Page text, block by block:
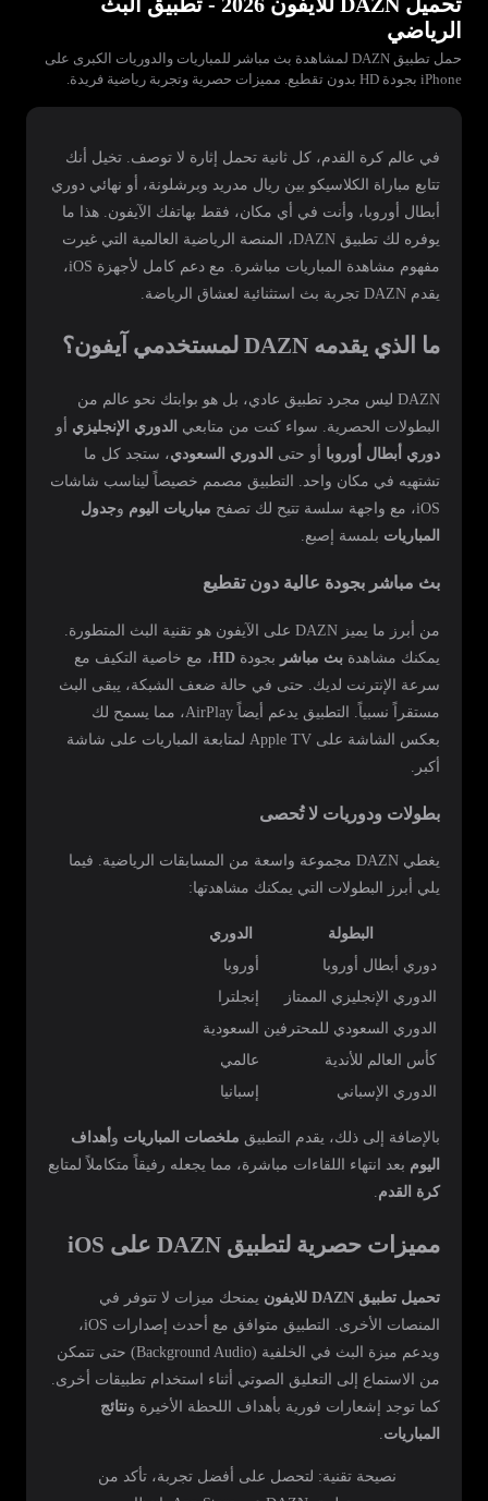
الرياضي
حمل تطبيق DAZN لمشاهدة بث مباشر للمباريات والدوريات الكبرى على
iPhone بجودة HD بدون تقطيع. مميزات حصرية وتجربة رياضية فريدة.
في عالم كرة القدم، كل ثانية تحمل إثارة لا توصف. تخيل أنك
تتابع مباراة الكلاسيكو بين ريال مدريد وبرشلونة، أو نهائي دوري
أبطال أوروبا، وأنت في أي مكان، فقط بهاتفك الآيفون. هذا ما
يوفره لك تطبيق DAZN، المنصة الرياضية العالمية التي غيرت
مفهوم مشاهدة المباريات مباشرة. مع دعم كامل لأجهزة iOS،
يقدم DAZN تجربة بث استثنائية لعشاق الرياضة.
ما الذي يقدمه DAZN لمستخدمي آيفون؟
DAZN ليس مجرد تطبيق عادي، بل هو بوابتك نحو عالم من
البطولات الحصرية. سواء كنت من متابعي الدوري الإنجليزي أو
دوري أبطال أوروبا أو حتى الدوري السعودي، ستجد كل ما
تشتهيه في مكان واحد. التطبيق مصمم خصيصاً ليناسب شاشات
iOS، مع واجهة سلسة تتيح لك تصفح
مباريات اليوم وجدول
المباريات بلمسة إصبع.
بث مباشر بجودة عالية دون تقطيع
من أبرز ما يميز DAZN على الآيفون هو تقنية البث المتطورة.
يمكنك مشاهدة بث مباشر بجودة HD، مع خاصية التكيف مع
سرعة الإنترنت لديك. حتى في حالة ضعف الشبكة، يبقى البث
مستقراً نسبياً. التطبيق يدعم أيضاً AirPlay، مما يسمح لك
بعكس الشاشة على Apple TV لمتابعة المباريات على شاشة
أكبر.
بطولات ودوريات لا تُحصى
يغطي DAZN مجموعة واسعة من المسابقات الرياضية. فيما
يلي أبرز البطولات التي يمكنك مشاهدتها:
البطولة
الدوري
دوري أبطال أوروبا
أوروبا
الدوري الإنجليزي الممتاز
إنجلترا
الدوري السعودي للمحترفين
السعودية
كأس العالم للأندية
عالمي
الدوري الإسباني
إسبانيا
بالإضافة إلى ذلك، يقدم التطبيق ملخصات المباريات و أهداف
اليوم بعد انتهاء اللقاءات مباشرة، مما يجعله رفيقاً متكاملاً لمتابع
كرة القدم.
مميزات حصرية لتطبيق DAZN على iOS
تحميل تطبيق DAZN للايفون
يمنحك ميزات لا تتوفر في
المنصات الأخرى. التطبيق متوافق مع أحدث إصدارات iOS،
ويدعم ميزة البث في الخلفية (Background Audio) حتى تتمكن
من الاستماع إلى التعليق الصوتي أثناء استخدام تطبيقات أخرى.
كما توجد إشعارات فورية بأهداف اللحظة الأخيرة ونتائج
المباريات.
نصيحة تقنية: لتحصل على أفضل تجربة، تأكد من